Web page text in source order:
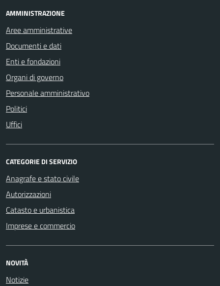
AMMINISTRAZIONE
Aree amministrative
Documenti e dati
Enti e fondazioni
Organi di governo
Personale amministrativo
Politici
Uffici
CATEGORIE DI SERVIZIO
Anagrafe e stato civile
Autorizzazioni
Catasto e urbanistica
Imprese e commercio
NOVITÀ
Notizie